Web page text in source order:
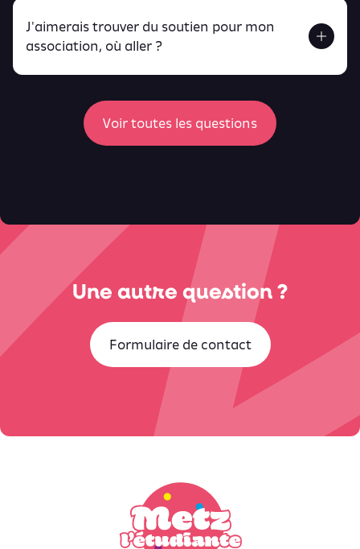
Retrouve toutes ces infos ici.
peux
retrouver ici
J'aimerais trouver du soutien pour mon
association, où aller ?
Voir toutes les questions
Une autre question ?
Formulaire de contact